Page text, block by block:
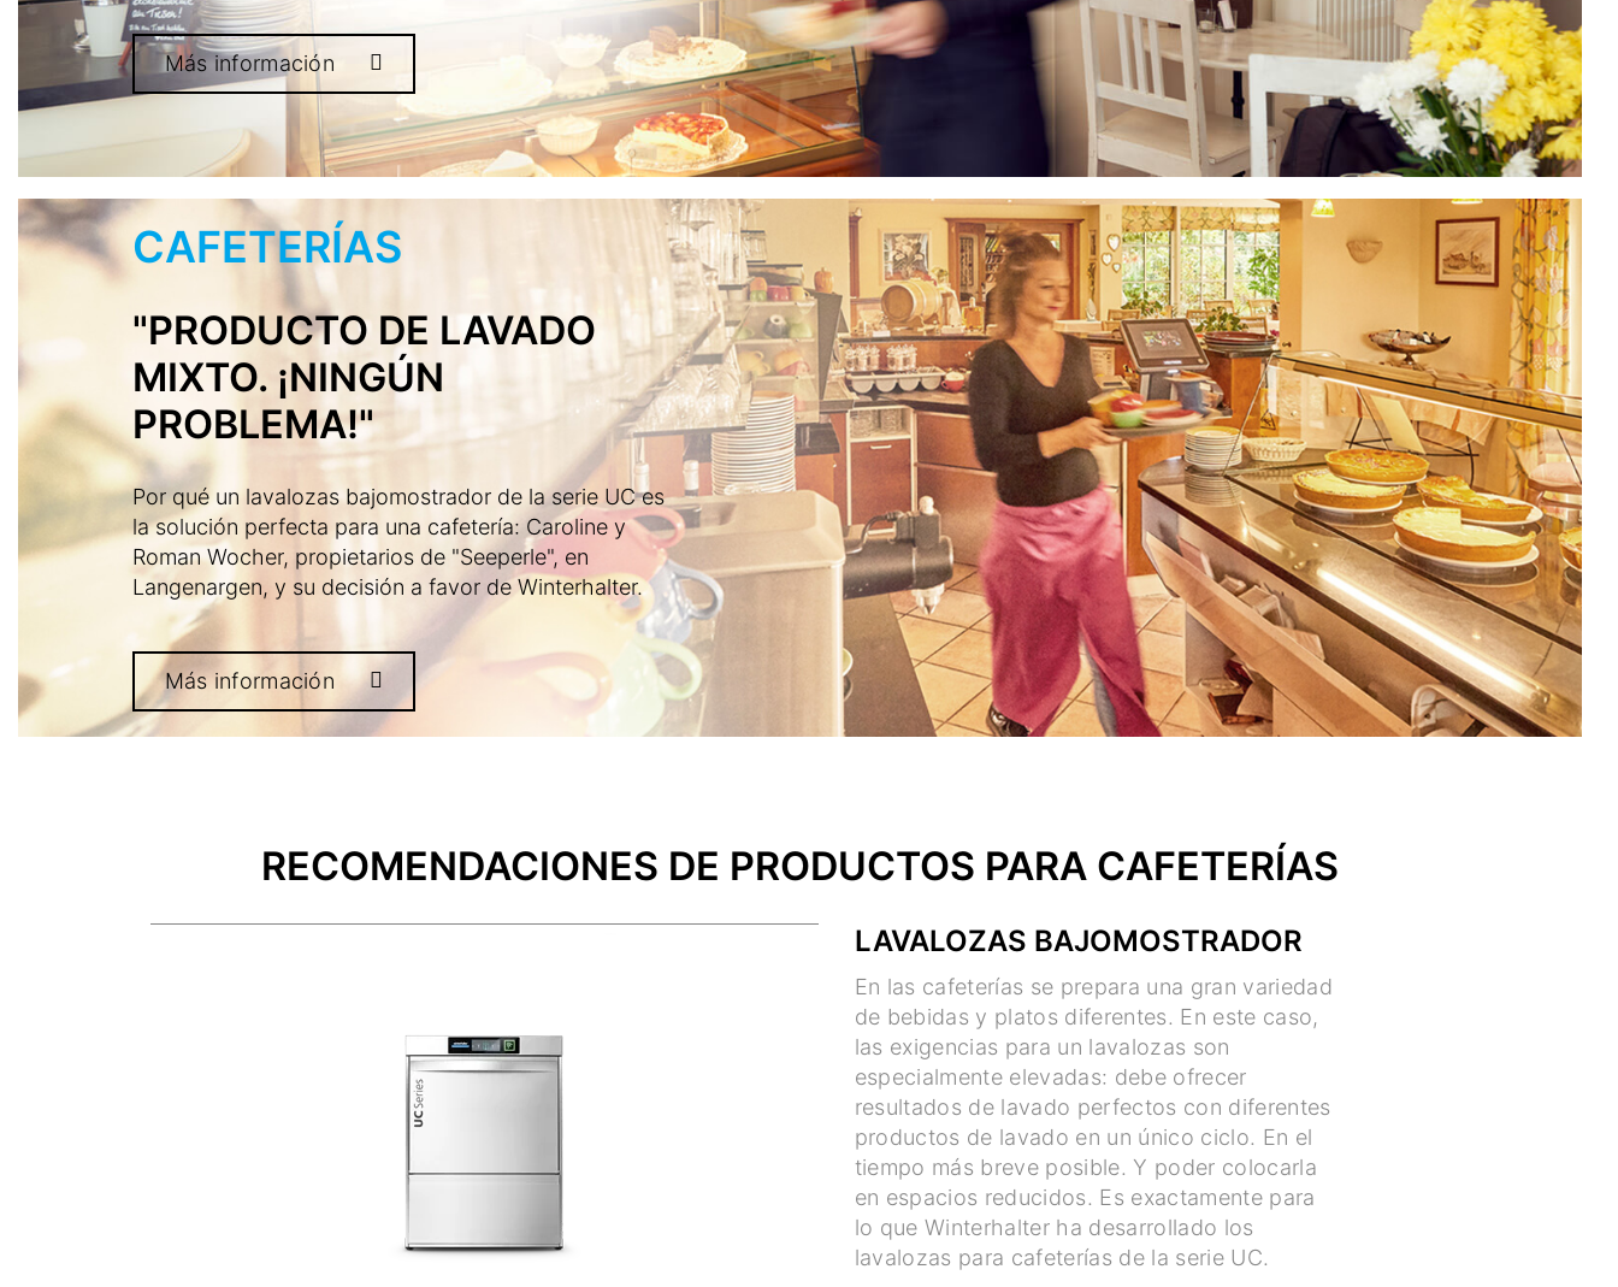
Más información
CAFETERÍAS
"PRODUCTO DE LAVADO
MIXTO. ¡NINGÚN
PROBLEMA!"
Por qué un lavalozas bajomostrador de la serie UC es
la solución perfecta para una cafetería: Caroline y
Roman Wocher, propietarios de "Seeperle", en
Langenargen, y su decisión a favor de Winterhalter.
Más información
RECOMENDACIONES DE PRODUCTOS PARA CAFETERÍAS
LAVALOZAS BAJOMOSTRADOR
En las cafeterías se prepara una gran variedad
de bebidas y platos diferentes. En este caso,
las exigencias para un lavalozas son
especialmente elevadas: debe ofrecer
resultados de lavado perfectos con diferentes
productos de lavado en un único ciclo. En el
tiempo más breve posible. Y poder colocarla
en espacios reducidos. Es exactamente para
lo que Winterhalter ha desarrollado los
lavalozas para cafeterías de la serie UC.